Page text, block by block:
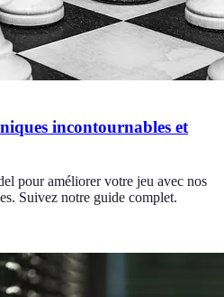
incontournables et
pour améliorer votre jeu avec nos
Suivez notre guide complet.